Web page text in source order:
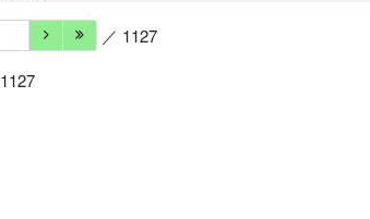
／ 1127